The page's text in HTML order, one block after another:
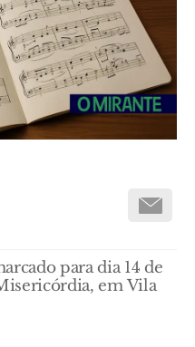
para dia 14 de
em Vila